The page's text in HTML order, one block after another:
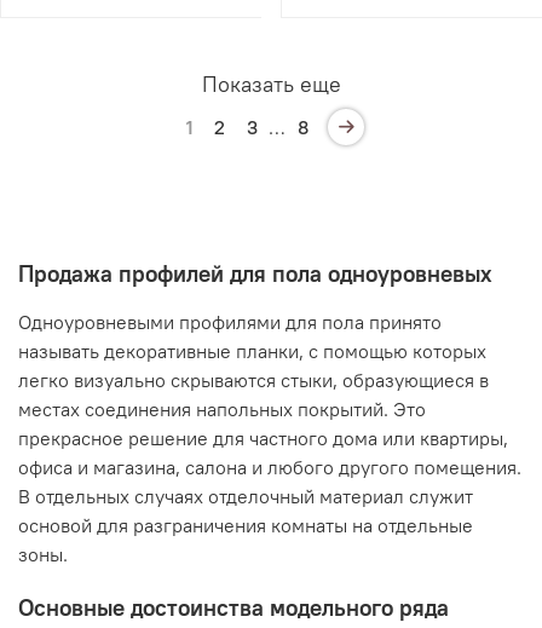
Показать еще
1 2 3 … 8
Продажа профилей для пола одноуровневых
Одноуровневыми профилями для пола принято
называть декоративные планки, с помощью которых
легко визуально скрываются стыки, образующиеся в
местах соединения напольных покрытий. Это
прекрасное решение для частного дома или квартиры,
офиса и магазина, салона и любого другого помещения.
В отдельных случаях отделочный материал служит
основой для разграничения комнаты на отдельные
зоны.
Основные достоинства модельного ряда